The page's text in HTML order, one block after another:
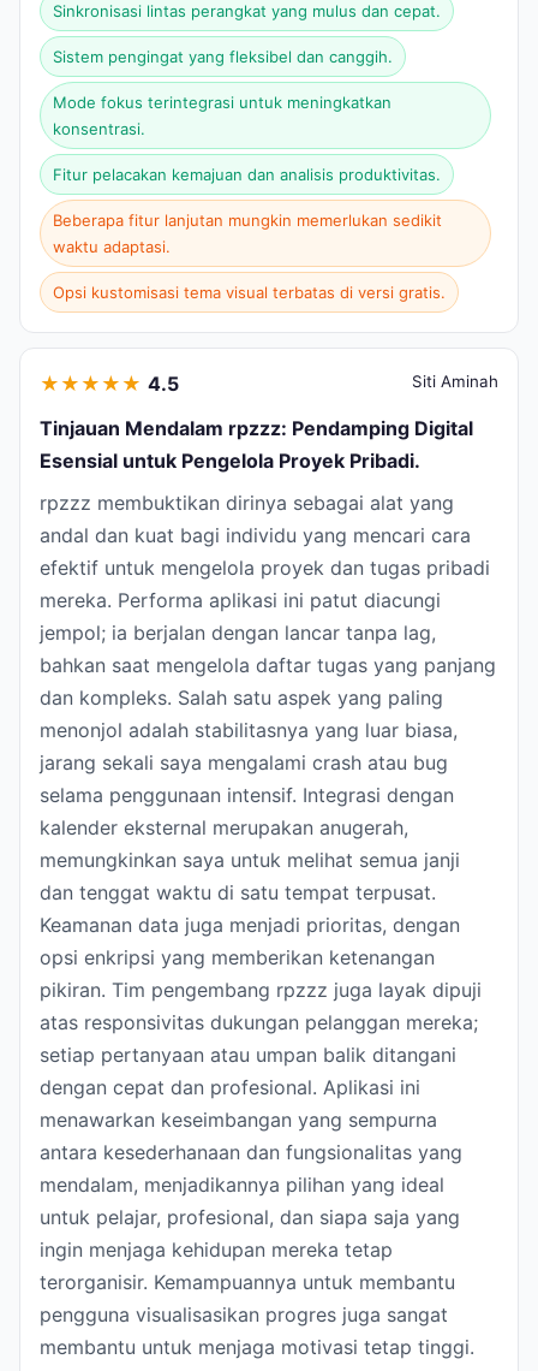
Sinkronisasi lintas perangkat yang mulus dan cepat.
Sistem pengingat yang fleksibel dan canggih.
Mode fokus terintegrasi untuk meningkatkan
konsentrasi.
Fitur pelacakan kemajuan dan analisis produktivitas.
Beberapa fitur lanjutan mungkin memerlukan sedikit
waktu adaptasi.
Opsi kustomisasi tema visual terbatas di versi gratis.
★ ★ ★ ★ ★ 4.5 Siti Aminah
Tinjauan Mendalam rpzzz: Pendamping Digital
Esensial untuk Pengelola Proyek Pribadi.
rpzzz membuktikan dirinya sebagai alat yang
andal dan kuat bagi individu yang mencari cara
efektif untuk mengelola proyek dan tugas pribadi
mereka. Performa aplikasi ini patut diacungi
jempol; ia berjalan dengan lancar tanpa lag,
bahkan saat mengelola daftar tugas yang panjang
dan kompleks. Salah satu aspek yang paling
menonjol adalah stabilitasnya yang luar biasa,
jarang sekali saya mengalami crash atau bug
selama penggunaan intensif. Integrasi dengan
kalender eksternal merupakan anugerah,
memungkinkan saya untuk melihat semua janji
dan tenggat waktu di satu tempat terpusat.
Keamanan data juga menjadi prioritas, dengan
opsi enkripsi yang memberikan ketenangan
pikiran. Tim pengembang rpzzz juga layak dipuji
atas responsivitas dukungan pelanggan mereka;
setiap pertanyaan atau umpan balik ditangani
dengan cepat dan profesional. Aplikasi ini
menawarkan keseimbangan yang sempurna
antara kesederhanaan dan fungsionalitas yang
mendalam, menjadikannya pilihan yang ideal
untuk pelajar, profesional, dan siapa saja yang
ingin menjaga kehidupan mereka tetap
terorganisir. Kemampuannya untuk membantu
pengguna visualisasikan progres juga sangat
membantu untuk menjaga motivasi tetap tinggi.